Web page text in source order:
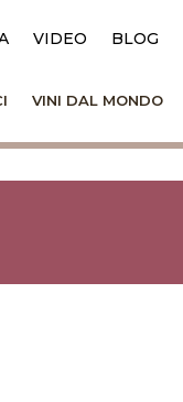
VIDEO BLOG
VINI DAL MONDO